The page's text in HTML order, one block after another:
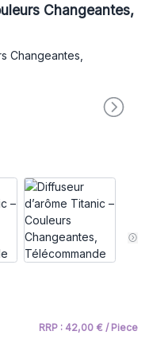
Changeantes,
RRP : 42,00 € / Piece